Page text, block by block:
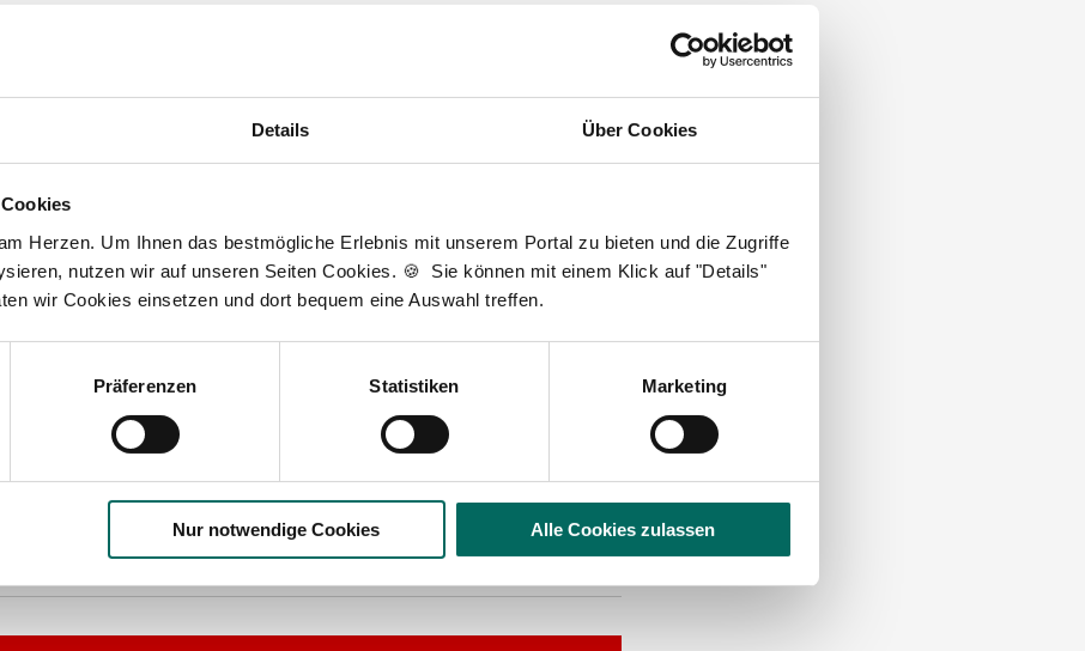
Details Über Cookies
Herzen. Um Ihnen das bestmögliche Erlebnis mit unserem Portal zu bieten und die Zugriffe
nutzen wir auf unseren Seiten Cookies. 🍪 Sie können mit einem Klick auf "Details"
wir Cookies einsetzen und dort bequem eine Auswahl treffen.
Präferenzen Statistiken Marketing
Nur notwendige Cookies Alle Cookies zulassen
Bezahlung
bei derWohnungssuche
Altersvorsorge
Sie von Bewerbungen per Post oder E-Mail ab.
FÜR EINE BEWERBUNG BEI UNSEREN KUNDEN IST DIE
Prenzlau